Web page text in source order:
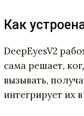
Как
DeepEyesV2
сама решает,
вызывать,
интегрирует их